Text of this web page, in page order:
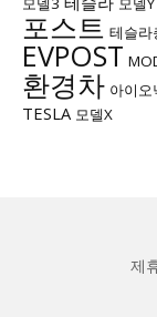
포스트 테슬라
EVPOST
환경차 아이오
TESLA 모델X
제